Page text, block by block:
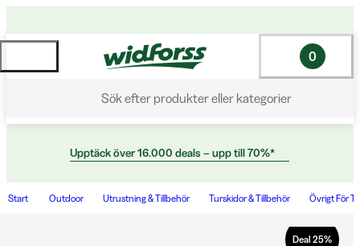
Sök efter produkter eller kategorier
0
Upptäck över 16.000 deals – upp till 70%*
Start Outdoor Utrustning & Tillbehör Turskidor & Tillbehör Övrigt För
Deal 25%